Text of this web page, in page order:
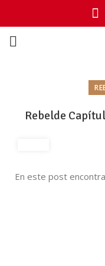
Rebelde
En este post